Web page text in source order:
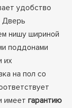
удобство
Дверь
нишу шириной
поддонами
их
на пол со
имеет гарантию